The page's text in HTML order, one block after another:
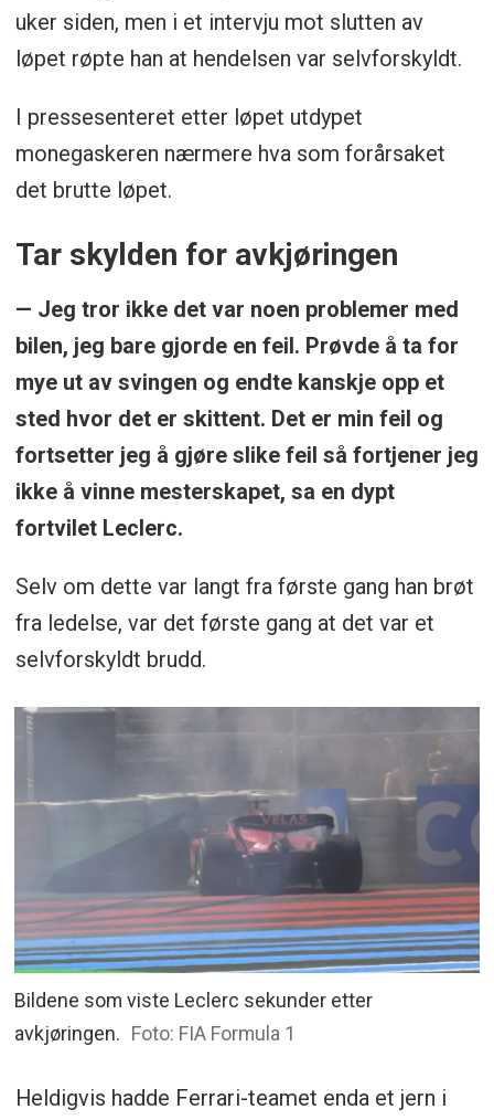
uker siden, men i et intervju mot slutten av
løpet røpte han at hendelsen var selvforskyldt.
I pressesenteret etter løpet utdypet
monegaskeren nærmere hva som forårsaket
det brutte løpet.
Tar skylden for avkjøringen
— Jeg tror ikke det var noen problemer med
bilen, jeg bare gjorde en feil. Prøvde å ta for
mye ut av svingen og endte kanskje opp et
sted hvor det er skittent. Det er min feil og
fortsetter jeg å gjøre slike feil så fortjener jeg
ikke å vinne mesterskapet, sa en dypt
fortvilet Leclerc.
Selv om dette var langt fra første gang han brøt
fra ledelse, var det første gang at det var et
selvforskyldt brudd.
Bildene som viste Leclerc sekunder etter
avkjøringen. Foto: FIA Formula 1
Heldigvis hadde Ferrari-teamet enda et jern i